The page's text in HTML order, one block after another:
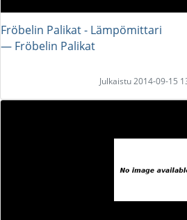
Fröbelin Palikat - Lämpömittari
― Fröbelin Palikat
Julkaistu 2014-09-15